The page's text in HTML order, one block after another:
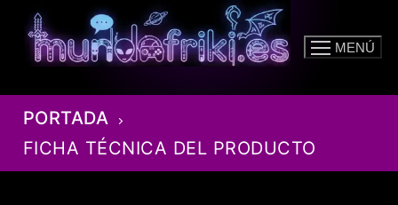
contenido
MENÚ
PORTADA
FICHA TÉCNICA DEL PRODUCTO